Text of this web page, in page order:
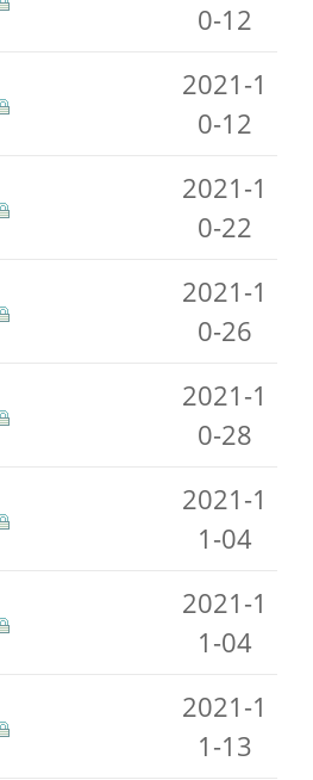
0-12
2021-1
0-12
2021-1
0-22
2021-1
0-26
2021-1
0-28
2021-1
1-04
2021-1
1-04
2021-1
1-13